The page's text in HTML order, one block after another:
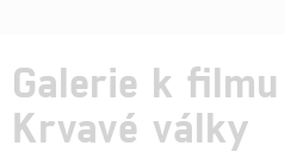
Galerie k
Krvavé války